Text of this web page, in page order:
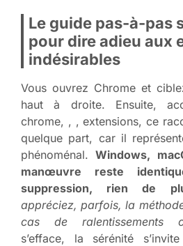
Le guide pas-à-pas
pour dire adieu aux
indésirables
Vous ouvrez Chrome et
haut à droite. Ensuite,
chrome, , , extensions, ce
quelque part, car il
phénoménal.Windows,
manœuvre reste
suppression, rien de
appréciez, parfois, la
cas de ralentissements
s’efface, la sérénité